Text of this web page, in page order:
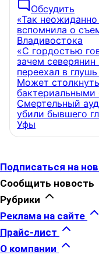
Обсудить
«Так
вспомнила о
Владивостока
«С гордостью
зачем
переехал в
Может
Смертельный
убили бывшего
Уфы
Подписаться на
Сообщить новость
Рубрики
Реклама на сайте
Прайс-лист
О компании